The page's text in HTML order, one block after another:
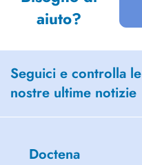
aiuto?
Seguici e controlla le
nostre ultime notizie
Doctena